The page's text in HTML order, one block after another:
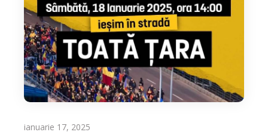
ianuarie 17, 2025